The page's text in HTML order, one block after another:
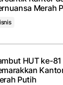
Merah
HUT ke-81
Putih